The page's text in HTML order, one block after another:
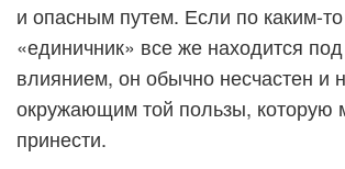
и опасным путем. Если по каким-
«единичник» все же находится
влиянием, он обычно несчастен и
окружающим той пользы, которую
принести.